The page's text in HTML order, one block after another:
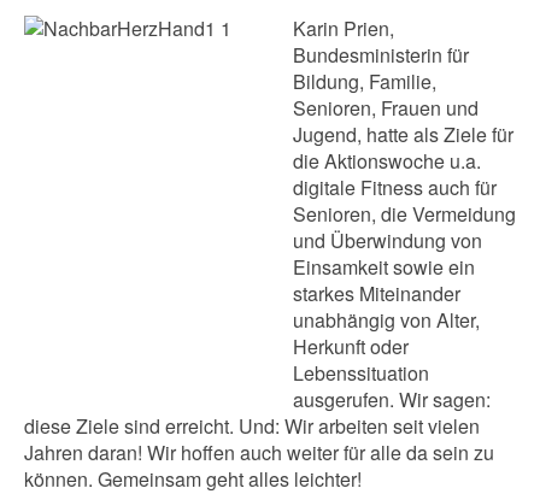
Karin Prien,
Bundesministerin für
Bildung, Familie,
Senioren, Frauen und
Jugend, hatte als Ziele für
die Aktionswoche u.a.
digitale Fitness auch für
Senioren, die Vermeidung
und Überwindung von
Einsamkeit sowie ein
starkes Miteinander
unabhängig von Alter,
Herkunft oder
Lebenssituation
ausgerufen. Wir sagen:
diese Ziele sind erreicht. Und: Wir arbeiten seit vielen
Jahren daran! Wir hoffen auch weiter für alle da sein zu
können. Gemeinsam geht alles leichter!